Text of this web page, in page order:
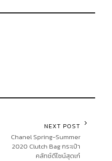
NEXT POST
Chanel Spring-Summer
2020 Clutch Bag กระเป๋า
คลัทช์ดีไซน์สุดเก๋